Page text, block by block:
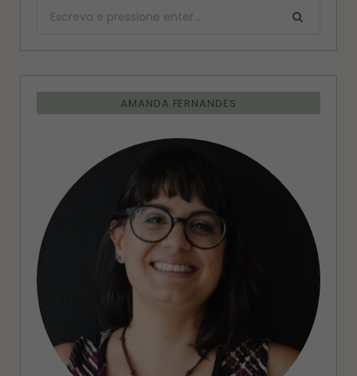
Procurar:
AMANDA FERNANDES